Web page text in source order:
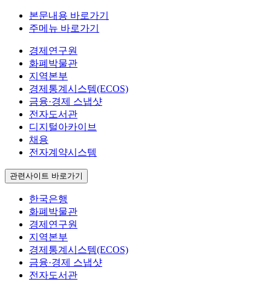
본문내용 바로가기
주메뉴 바로가기
경제연구원
화폐박물관
지역본부
경제통계시스템(ECOS)
금융·경제 스냅샷
전자도서관
디지털아카이브
채용
전자계약시스템
관련사이트 바로가기
한국은행
화폐박물관
경제연구원
지역본부
경제통계시스템(ECOS)
금융·경제 스냅샷
전자도서관